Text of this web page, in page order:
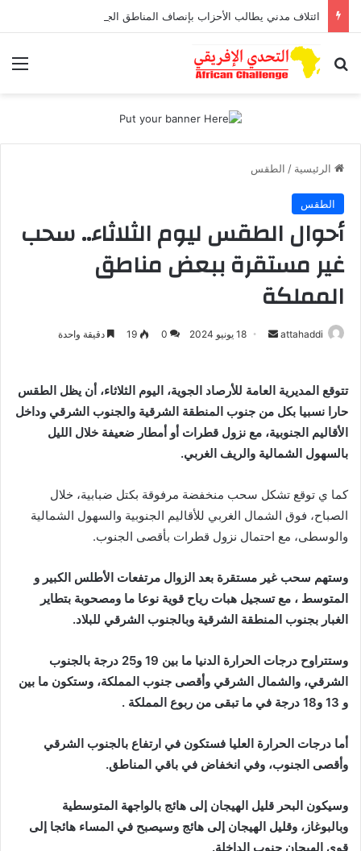
بحث عن
الرئيسية / الطقس
الطقس
أحوال الطقس ليوم الثلاثاء.. سحب
غير مستقرة ببعض مناطق
المملكة
attahaddi
أرسل 18 يونيو 2024 0
19 دقيقة واحدة
تتوقع المديرية العامة للأرصاد الجوية، اليوم الثلاثاء، أن يظل الطقس
حارا نسبيا بكل من جنوب المنطقة الشرقية والجنوب الشرقي وداخل
الأقاليم الجنوبية، مع نزول قطرات أو أمطار ضعيفة خلال الليل
بالسهول الشمالية والريف الغربي.
كما ي توقع تشكل سحب منخفضة مرفوقة بكتل ضبابية، خلال
الصباح، فوق الشمال الغربي للأقاليم الجنوبية والسهول الشمالية
والوسطى، مع احتمال نزول قطرات بأقصى الجنوب.
وستهم سحب غير مستقرة بعد الزوال مرتفعات الأطلس الكبير و
المتوسط ، مع تسجيل هبات رياح قوية نوعا ما ومصحوبة بتطاير
الغبار بجنوب المنطقة الشرقية وبالجنوب الشرقي للبلاد.
وستتراوح درجات الحرارة الدنيا ما بين 19 و25 درجة بالجنوب
الشرقي، والشمال الشرقي وأقصى جنوب المملكة، وستكون ما بين
و 13 و18 درجة في ما تبقى من ربوع المملكة .
أما درجات الحرارة العليا فستكون في ارتفاع بالجنوب الشرقي
وأقصى الجنوب، وفي انخفاض في باقي المناطق.
وسيكون البحر قليل الهيجان إلى هائج بالواجهة المتوسطية
وبالبوغاز، وقليل الهيجان إلى هائج وسيصبح في المساء هائجا إلى
قوي الهيجان جنوب الداخلة.